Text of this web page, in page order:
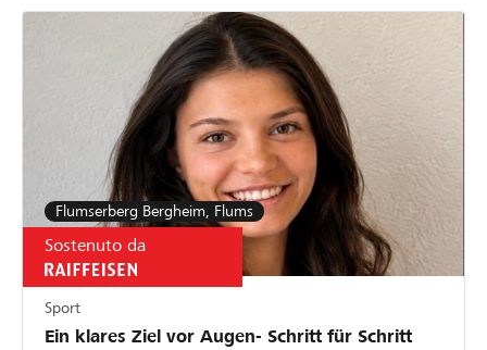
Flumserberg Bergheim, Flums
Sostenuto da
Sport
Ein klares Ziel vor Augen- Schritt für Schritt